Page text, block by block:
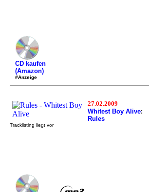
CD kaufen
(Amazon)
#Anzeige
27.02.2009
Whitest Boy Alive:
Rules
Tracklisting liegt vor